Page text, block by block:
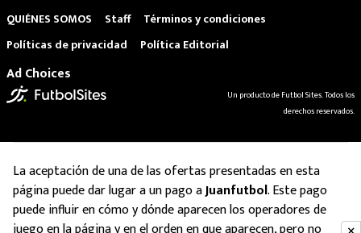
QUIÉNES SOMOS Staff
Términos y condiciones
Políticas de privacidad
Política Editorial
Ad Choices
Un producto de Futbol Sites. Todos los
derechos reservados.
La aceptación de una de las ofertas presentadas en esta
página puede dar lugar a un pago aJuanfutbol. Este pago
puede influir en cómo y dónde aparecen los operadores de